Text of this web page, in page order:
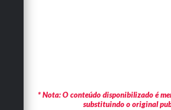
* Nota: O conteúdo disponibilizado é
substituindo o original